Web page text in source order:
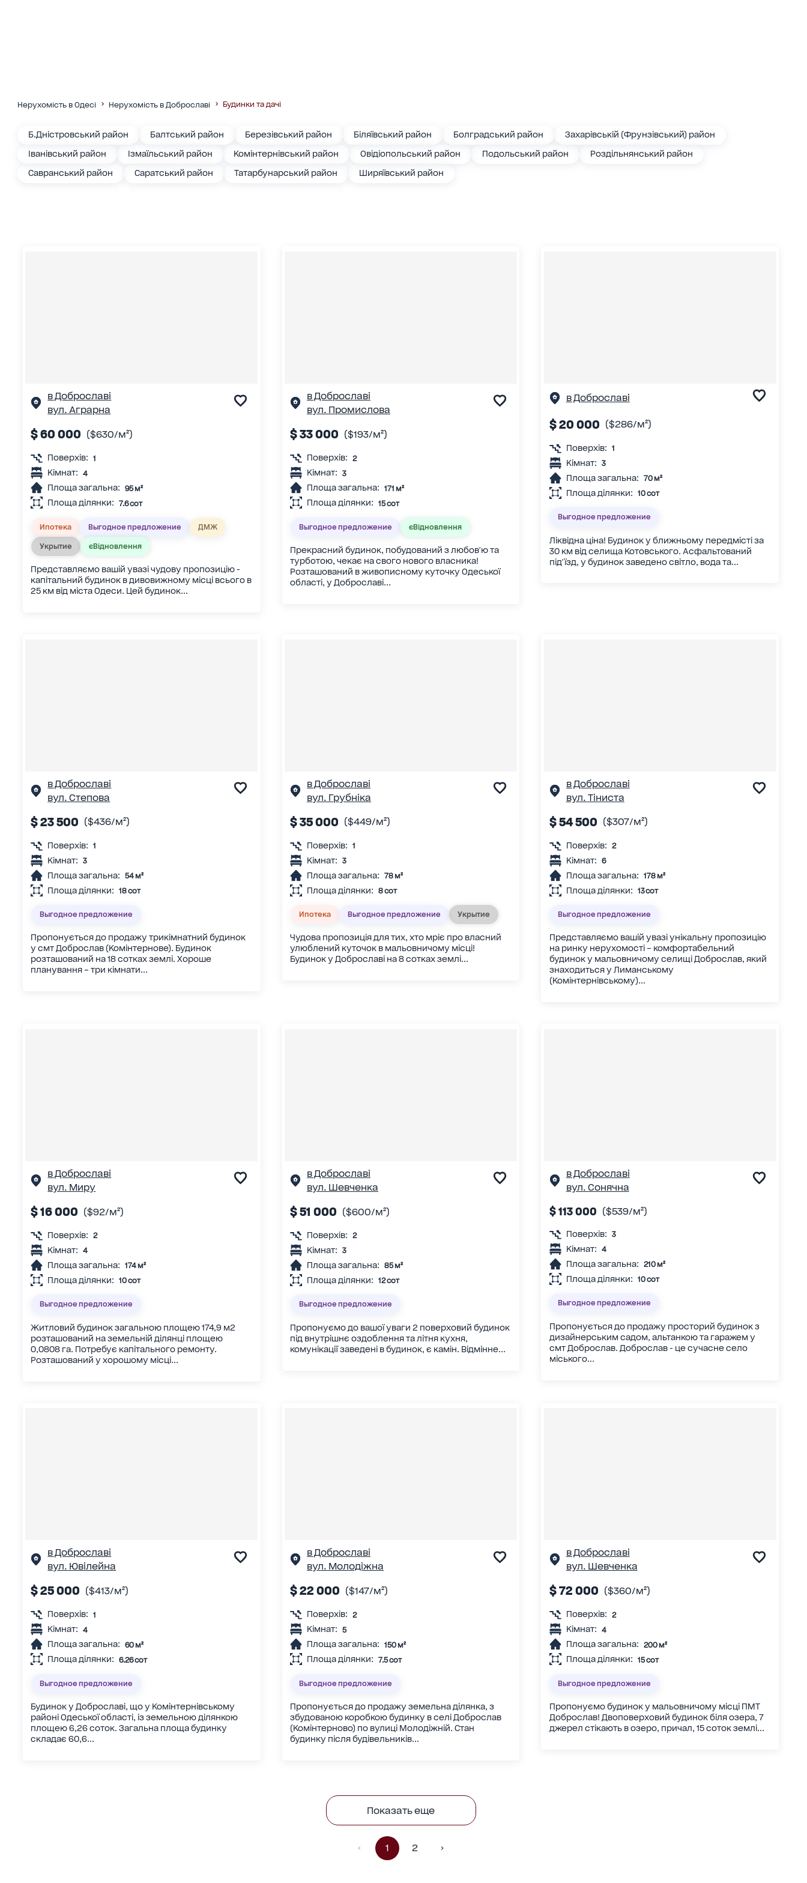
Нерухомість в Одесі Нерухомість в Доброславі Будинки та дачі
Б.Дністровський район Балтський район Березівський район Біляївський район Болградський район
Захарівській (Фрунзівський) район
Іванівський район
Ізмаїльський район Комінтернівський район Овідіопольський район Подольський район
Роздільнянський район
Савранський район
Саратський район Татарбунарський район Ширяївський район
в Доброславі
вул. Аграрна
$ 60 000 ($630/м²)
Поверхів: 1
Кімнат: 4
Площа загальна: 95 м²
Площа ділянки: 7.6 сот
Ипотека Выгодное предложение ДМЖ
Укрытие єВідновлення
Представляємо вашій увазі чудову пропозицію -
капітальний будинок в дивовижному місці всього в
25 км від міста Одеси. Цей будинок...
в Доброславі
вул. Промислова
$ 33 000 ($193/м²)
Поверхів: 2
Кімнат: 3
Площа загальна: 171 м²
Площа ділянки: 15 сот
Выгодное предложение єВідновлення
Прекрасний будинок, побудований з любов'ю та
турботою, чекає на свого нового власника!
Розташований в живописному куточку Одеської
області, у Доброславі...
в Доброславі
$ 20 000 ($286/м²)
Поверхів: 1
Кімнат: 3
Площа загальна: 70 м²
Площа ділянки: 10 сот
Выгодное предложение
Ліквідна ціна! Будинок у ближньому передмісті за
30 км від селища Котовського. Асфальтований
під'їзд, у будинок заведено світло, вода та...
в Доброславі
вул. Степова
$ 23 500 ($436/м²)
Поверхів: 1
Кімнат: 3
Площа загальна: 54 м²
Площа ділянки: 18 сот
Выгодное предложение
Пропонується до продажу трикімнатний будинок
у смт Доброслав (Комінтернове). Будинок
розташований на 18 сотках землі. Хороше
планування – три кімнати...
в Доброславі
вул. Грубнiка
$ 35 000 ($449/м²)
Поверхів: 1
Кімнат: 3
Площа загальна: 78 м²
Площа ділянки: 8 сот
Ипотека Выгодное предложение Укрытие
Чудова пропозиція для тих, хто мріє про власний
улюблений куточок в мальовничому місці!
Будинок у Доброславі на 8 сотках землі...
в Доброславі
вул. Тіниста
$ 54 500 ($307/м²)
Поверхів: 2
Кімнат: 6
Площа загальна: 178 м²
Площа ділянки: 13 сот
Выгодное предложение
Представляємо вашій увазі унікальну пропозицію
на ринку нерухомості – комфортабельний
будинок у мальовничому селищі Доброслав, який
знаходиться у Лиманському
(Комінтернівському)...
в Доброславі
вул. Миру
$ 16 000 ($92/м²)
Поверхів: 2
Кімнат: 4
Площа загальна: 174 м²
Площа ділянки: 10 сот
Выгодное предложение
Житловий будинок загальною площею 174,9 м2
розташований на земельній ділянці площею
0,0808 га. Потребує капітального ремонту.
Розташований у хорошому місці...
в Доброславі
вул. Шевченка
$ 51 000 ($600/м²)
Поверхів: 2
Кімнат: 3
Площа загальна: 85 м²
Площа ділянки: 12 сот
Выгодное предложение
Пропонуємо до вашої уваги 2 поверховий будинок
під внутрішнє оздоблення та літня кухня,
комунікації заведені в будинок, є камін. Відмінне...
в Доброславі
вул. Сонячна
$ 113 000 ($539/м²)
Поверхів: 3
Кімнат: 4
Площа загальна: 210 м²
Площа ділянки: 10 сот
Выгодное предложение
Пропонується до продажу просторий будинок з
дизайнерським садом, альтанкою та гаражем у
смт Доброслав. Доброслав - це сучасне село
міського...
в Доброславі
вул. Ювілейна
$ 25 000 ($413/м²)
Поверхів: 1
Кімнат: 4
Площа загальна: 60 м²
Площа ділянки: 6.26 сот
Выгодное предложение
Будинок у Доброславі, що у Комінтернівському
районі Одеської області, із земельною ділянкою
площею 6,26 соток. Загальна площа будинку
складає 60,6...
в Доброславі
вул. Молодіжна
$ 22 000 ($147/м²)
Поверхів: 2
Кімнат: 5
Площа загальна: 150 м²
Площа ділянки: 7.5 сот
Выгодное предложение
Пропонується до продажу земельна ділянка, з
збудованою коробкою будинку в селі Доброслав
(Комінтерново) по вулиці Молодіжній. Стан
будинку після будівельників...
в Доброславі
вул. Шевченка
$ 72 000 ($360/м²)
Поверхів: 2
Кімнат: 4
Площа загальна: 200 м²
Площа ділянки: 15 сот
Выгодное предложение
Пропонуємо будинок у мальовничому місці ПМТ
Доброслав! Двоповерховий будинок біля озера, 7
джерел стікають в озеро, причал, 15 соток землі...
Показать еще
1 2